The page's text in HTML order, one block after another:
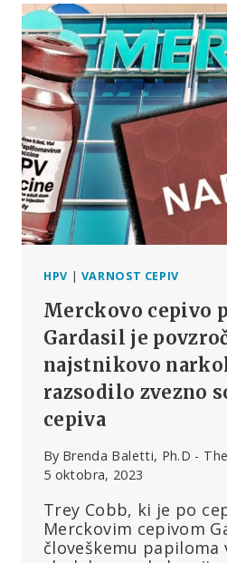
V
FRANCIJI
PO
CEPLJENJU
PROTI
HPV
SPROŽILA
PREISKAVO
VARNOSTI
GARDASILA
IN
ŠOLSKIH
KAMPANJ
CEPLJENJE
HPV | VARNOST CEPIV
Merckovo cepivo
Gardasil je
najstnikovo
razsodilo zvezno
cepiva
By Brenda Baletti, Ph.D -
5 oktobra, 2023
Trey Cobb, ki je po
Merckovim cepivom
človeškemu papiloma